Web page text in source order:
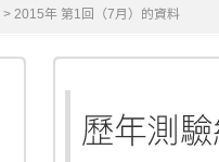
> 2015年 第1回（7月）的資料